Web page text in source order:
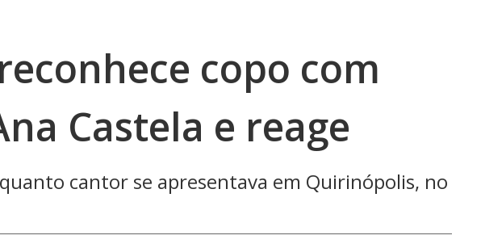
copo com
Castela e reage
cantor se apresentava em Quirinópolis, no